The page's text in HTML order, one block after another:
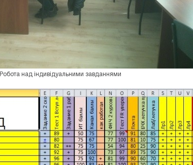
Робота над індивідуальними завданнями